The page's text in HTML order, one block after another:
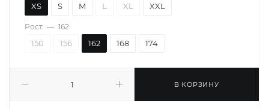
В КОРЗИНУ
XS S M L XL XXL
Рост — 162
150 156 162 168 174